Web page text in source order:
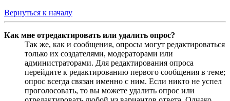
Вернуться к началу
Как мне отредактировать или удалить опрос?
Так же, как и сообщения, опросы могут редактироваться
только их создателями, модераторами или
администраторами. Для редактирования опроса
перейдите к редактированию первого сообщения в теме;
опрос всегда связан именно с ним. Если никто не успел
проголосовать, то вы можете удалить опрос или